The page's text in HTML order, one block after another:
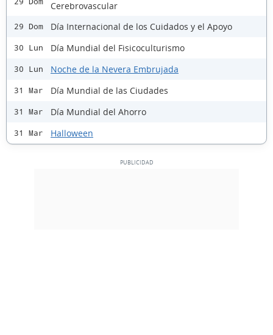
Cerebrovascular
29 Dom Día Internacional de los Cuidados y el Apoyo
30 Lun Día Mundial del Fisicoculturismo
30 Lun Noche de la Nevera Embrujada
31 Mar Día Mundial de las Ciudades
31 Mar Día Mundial del Ahorro
31 Mar Halloween